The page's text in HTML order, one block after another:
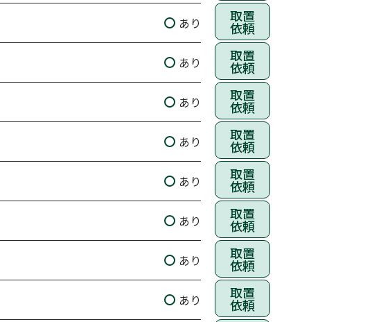
あり 取置
依頼
あり 取置
依頼
あり 取置
依頼
あり 取置
依頼
あり 取置
依頼
あり 取置
依頼
あり 取置
依頼
あり 取置
依頼